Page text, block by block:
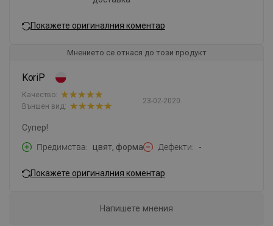
Покажете оригиналния коментар
Мнението се отнася до този продукт
KoriP
23-02-2020
Качество:
Външен вид:
Супер!
Предимства
цвят, форма Дефекти -
Покажете оригиналния коментар
Напишете мнения